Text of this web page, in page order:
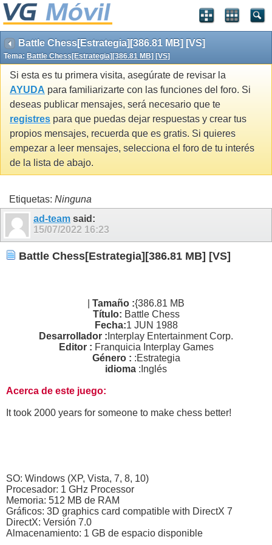
Battle Chess[Estrategia][386.81 MB] [VS]
Tema: Battle Chess[Estrategia][386.81 MB] [VS]
Si esta es tu primera visita, asegúrate de revisar la
AYUDA para familiarizarte con las funciones del foro. Si
deseas publicar mensajes, será necesario que te
registres para que puedas dejar respuestas y crear tus
propios mensajes, recuerda que es gratis. Si quieres
empezar a leer mensajes, selecciona el foro de tu interés
de la lista de abajo.
Etiquetas: Ninguna
ad-team said:
15/07/2022 16:23
Battle Chess[Estrategia][386.81 MB] [VS]
Tamaño :{386.81 MB
Título: Battle Chess
Fecha:1 JUN 1988
Desarrollador : Interplay Entertainment Corp.
Editor : Franquicia Interplay Games
Género : :Estrategia
idioma :Inglés
Acerca de este juego:
It took 2000 years for someone to make chess better!
SO: Windows (XP, Vista, 7, 8, 10)
Procesador: 1 GHz Processor
Memoria: 512 MB de RAM
Gráficos: 3D graphics card compatible with DirectX 7
DirectX: Versión 7.0
Almacenamiento: 1 GB de espacio disponible